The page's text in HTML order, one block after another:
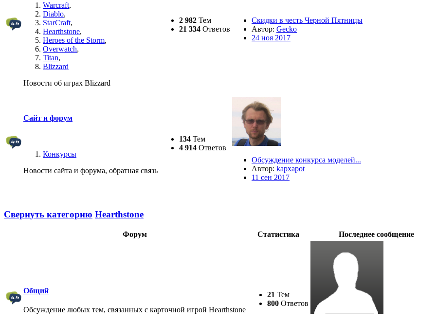
Warcraft,
Diablo,
StarCraft,
Hearthstone,
Heroes of the Storm,
Overwatch,
Titan,
Blizzard
Новости об играх Blizzard
2 982 Тем
21 334 Ответов
Скидки в честь Черной Пятницы
Автор: Gecko
24 ноя 2017
Сайт и форум
Конкурсы
Новости сайта и форума, обратная связь
134 Тем
4 914 Ответов
Обсуждение конкурса моделей...
Автор: kapxapot
11 сен 2017
Свернуть категорию Hearthstone
Форум Статистика Последнее сообщение
Общий
Обсуждение любых тем, связанных с карточной игрой Hearthstone
21 Тем
800 Ответов